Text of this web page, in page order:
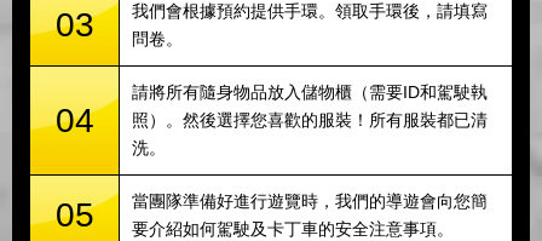
03
我們會根據預約提供手環。領取手環後，請填寫
問卷。
04
請將所有隨身物品放入儲物櫃（需要ID和駕駛執
照）。然後選擇您喜歡的服裝！所有服裝都已清
洗。
05
當團隊準備好進行遊覽時，我們的導遊會向您簡
要介紹如何駕駛及卡丁車的安全注意事項。